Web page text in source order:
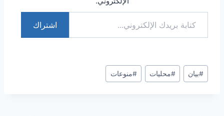
كتابة بريدك الإلكتروني...
اشتراك
وسوم
المقال:
#بيان #محليات #منوعات